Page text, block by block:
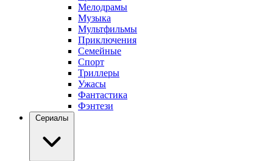
Мелодрамы
Музыка
Мультфильмы
Приключения
Семейные
Спорт
Триллеры
Ужасы
Фантастика
Фэнтези
Сериалы